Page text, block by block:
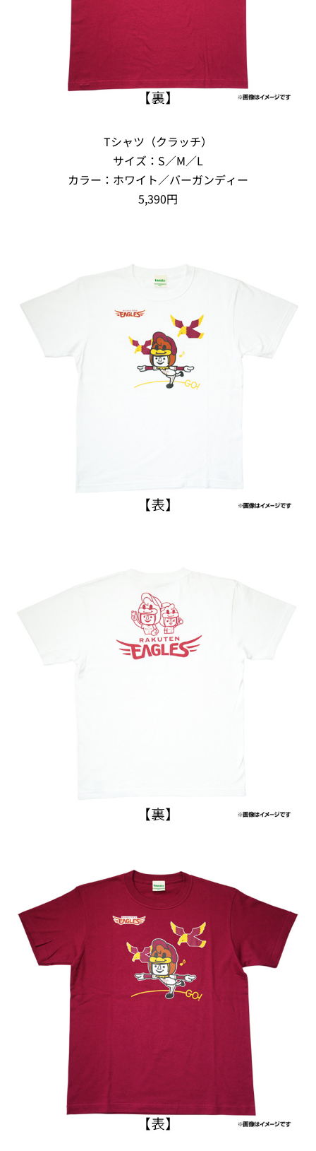
Tシャツ（クラッチ）
サイズ：S／M／L
カラー：ホワイト／バーガンディー
5,390円